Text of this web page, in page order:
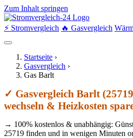
Zum Inhalt springen
⚡ Stromvergleich 🔥 Gasvergleich
Startseite ›
Gasvergleich ›
Gas Barlt
✓ Gasvergleich Barlt
wechseln & Heizkosten
→ 100% kostenlos & unabhängig:
25719 finden und in wenigen Minuten